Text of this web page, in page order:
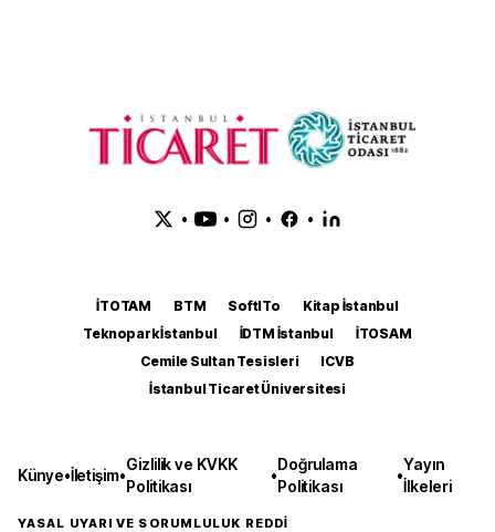
• • • •
İTOTAM BTM SoftITo
Kitap İstanbul
Teknopark İstanbul
İDTM İstanbul
İTOSAM
Cemile Sultan Tesisleri
ICVB
İstanbul Ticaret Üniversitesi
Künye•İletişim•
Gizlilik ve KVKK
Politikası
•
Doğrulama
Politikası
•
Yayın
İlkeleri
YASAL UYARI VE SORUMLULUK REDDİ